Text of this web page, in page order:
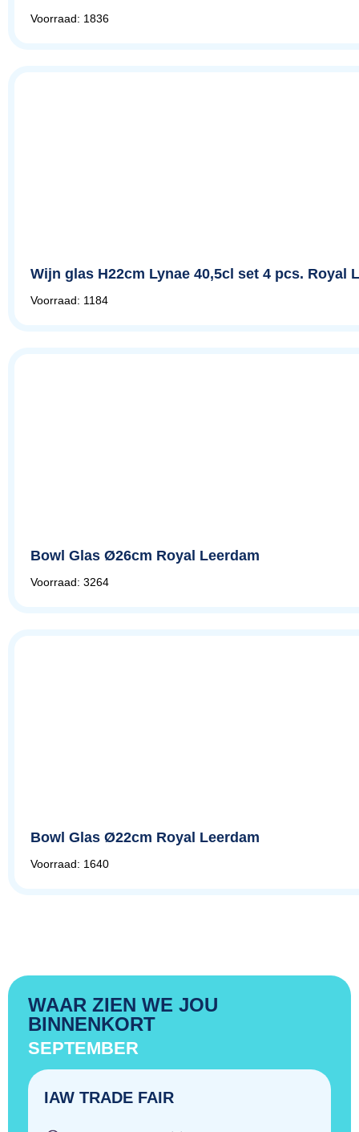
Voorraad: 1836
Wijn glas H22cm Lynae 40,5cl set 4 pcs. Royal
Voorraad: 1184
Bowl Glas Ø26cm Royal Leerdam
Voorraad: 3264
Bowl Glas Ø22cm Royal Leerdam
Voorraad: 1640
WAAR ZIEN WE JOU
BINNENKORT
SEPTEMBER
IAW TRADE FAIR